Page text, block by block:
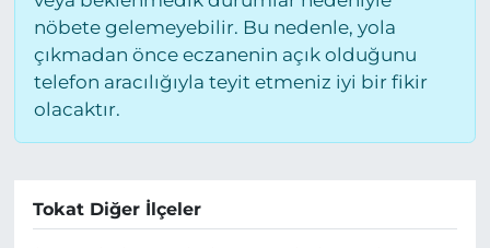
nöbete gelemeyebilir. Bu nedenle, yola
çıkmadan önce eczanenin açık olduğunu
telefon aracılığıyla teyit etmeniz iyi bir fikir
olacaktır.
Tokat Diğer İlçeler